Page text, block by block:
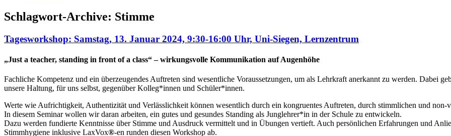
Schlagwort-Archive: Stimme
Tagesworkshop: Samstag, 13. Januar 2024, 9:30-16:00 Uhr, Uni-Siegen, Lernzentrum
„Just a teacher, standing in front of a class“ – wirkungsvolle Kommunikation auf Augenhöhe
Fachliche Kompetenz und ein überzeugendes Auftreten sind wesentliche Voraussetzungen, um als Lehrkraft anerkannt zu werden. Dabei
unsere Haltung, für uns selbst, gegenüber Kolleg*innen und Schüler*innen.
Werte wie Aufrichtigkeit, Authentizität und Verlässlichkeit können wesentlich durch ein kongruentes Auftreten, durch stimmlichen und non-
In diesem Seminar wollen wir daran arbeiten, ein gutes und gesundes Standing als Junglehrer*in in der Schule zu entwickeln.
Dazu werden fundierte Kenntnisse über Stimme und Ausdruck vermittelt und in Übungen vertieft. Auch persönlichen Erfahrungen und
Stimmhygiene inklusive LaxVox®-en runden diesen Workshop ab.